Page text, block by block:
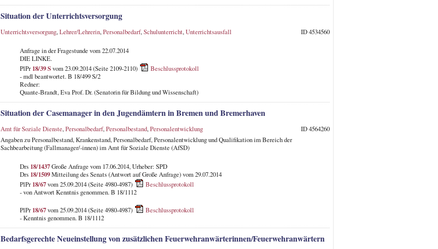
Situation der Unterrichtsversorgung
Unterrichtsversorgung,Lehrer/Lehrerin,Personalbedarf,Schulunterricht,Unterrichtsausfall ID 4534560
Anfrage in der Fragestunde vom 22.07.2014
DIE LINKE.
PlPr18/39 Svom 23.09.2014 (Seite 2109-2110)
Beschlussprotokoll
- mdl beantwortet. B 18/499 S/2
Redner:
Quante-Brandt, Eva Prof. Dr. (Senatorin für Bildung und Wissenschaft)
Situation der Casemanager in den Jugendämtern in Bremen und Bremerhaven
Amt für Soziale Dienste,Personalbedarf,Personalbestand,Personalentwicklung
ID 4564260
Angaben zu Personalbestand, Krankenstand, Personalbedarf, Personalentwicklung und Qualifikation im Bereich der
Sachbearbeitung (Fallmanager/-innen) im Amt für Soziale Dienste (AfSD)
Drs 18/1437Große Anfrage vom 17.06.2014, Urheber: SPD
Drs 18/1509Mitteilung des Senats (Antwort auf Große Anfrage) vom 29.07.2014
PlPr18/67vom 25.09.2014 (Seite 4980-4987)
Beschlussprotokoll
- von Antwort Kenntnis genommen. B 18/1112
PlPr18/67vom 25.09.2014 (Seite 4980-4987)
Beschlussprotokoll
- Kenntnis genommen. B 18/1112
Bedarfsgerechte Neueinstellung von zusätzlichen Feuerwehranwärterinnen/Feuerwehranwärtern